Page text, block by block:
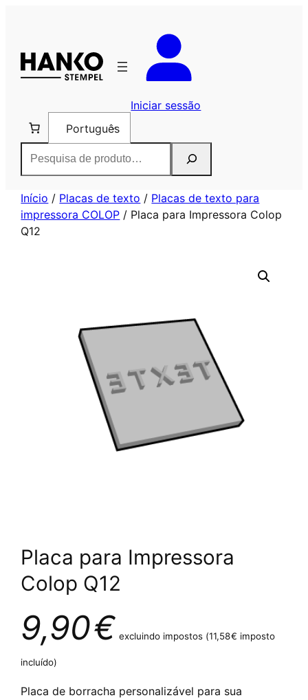
conteúdo
Iniciar sessão
Português
Início / Placas de texto / Placas de texto para
impressora COLOP / Placa para Impressora Colop
Q12
Placa para Impressora
Colop Q12
9,90€ excluindo impostos (11,58€ imposto
incluído)
Placa de borracha personalizável para sua